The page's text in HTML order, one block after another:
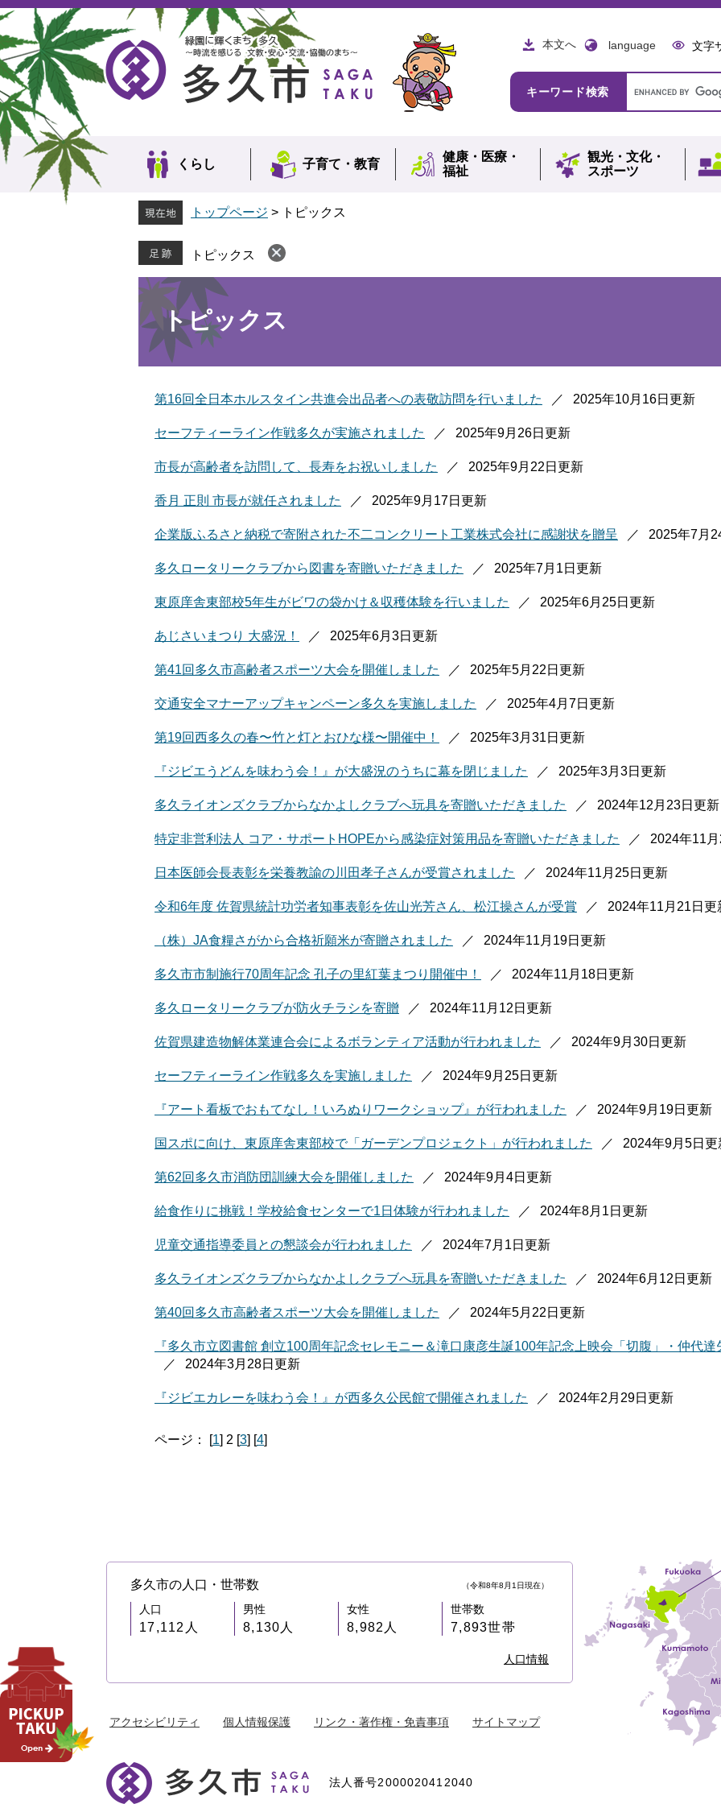
ペ
ー
ジ
の
先
頭
で
す。
メ
ニ
ュ
ー
を
飛
ば
し
て
本
本文へ language 文字
キーワード検索
カ
ス
検
索
くらし 子育て・ 教育
健康・ 医療・
福祉
観光・ 文化・
スポーツ
トップページ > トピックス
トピックス
本
文
トピックス
第16回全日本ホルスタイン共進会出品者への表敬訪問を行いました 2025年10月16日更新
セーフティーライン作戦多久が実施されました 2025年9月26日更新
市長が高齢者を訪問して、長寿をお祝いしました 2025年9月22日更新
香月 正則 市長が就任されました 2025年9月17日更新
企業版ふるさと納税で寄附された不二コンクリート工業株式会社に感謝状を贈呈 2025年7月
多久ロータリークラブから図書を寄贈いただきました 2025年7月1日更新
東原庠舎東部校5年生がビワの袋かけ＆収穫体験を行いました 2025年6月25日更新
あじさいまつり 大盛況！ 2025年6月3日更新
第41回多久市高齢者スポーツ大会を開催しました 2025年5月22日更新
交通安全マナーアップキャンペーン多久を実施しました 2025年4月7日更新
第19回西多久の春〜竹と灯とおひな様〜開催中！ 2025年3月31日更新
『ジビエうどんを味わう会！』が大盛況のうちに幕を閉じました 2025年3月3日更新
多久ライオンズクラブからなかよしクラブへ玩具を寄贈いただきました 2024年12月23日更新
特定非営利法人 コア・サポートHOPEから感染症対策用品を寄贈いただきました 2024年11
日本医師会長表彰を栄養教諭の川田孝子さんが受賞されました 2024年11月25日更新
令和6年度 佐賀県統計功労者知事表彰を佐山光芳さん、松江操さんが受賞 2024年11月21日更
（株）JA食糧さがから合格祈願米が寄贈されました 2024年11月19日更新
多久市市制施行70周年記念 孔子の里紅葉まつり開催中！ 2024年11月18日更新
多久ロータリークラブが防火チラシを寄贈 2024年11月12日更新
佐賀県建造物解体業連合会によるボランティア活動が行われました 2024年9月30日更新
セーフティーライン作戦多久を実施しました 2024年9月25日更新
『アート看板でおもてなし！いろぬりワークショップ』が行われました 2024年9月19日更新
国スポに向け、東原庠舎東部校で「ガーデンプロジェクト」が行われました 2024年9月5日更
第62回多久市消防団訓練大会を開催しました 2024年9月4日更新
給食作りに挑戦！学校給食センターで1日体験が行われました 2024年8月1日更新
児童交通指導委員との懇談会が行われました 2024年7月1日更新
多久ライオンズクラブからなかよしクラブへ玩具を寄贈いただきました 2024年6月12日更新
第40回多久市高齢者スポーツ大会を開催しました 2024年5月22日更新
『多久市立図書館 創立100周年記念セレモニー＆滝口康彦生誕100年記念上映会「切腹」・仲代
2024年3月28日更新
『ジビエカレーを味わう会！』が西多久公民館で開催されました 2024年2月29日更新
ページ： [1] 2 [3] [4]
多久市の人口・世帯数 （令和8年8月1日現在）
人口
17,112人
男性
8,130人
女性
8,982人
世帯数
7,893世帯
人口情報
アクセシビリティ 個人情報保護 リンク・著作権・免責事項 サイトマップ
法人番号2000020412040